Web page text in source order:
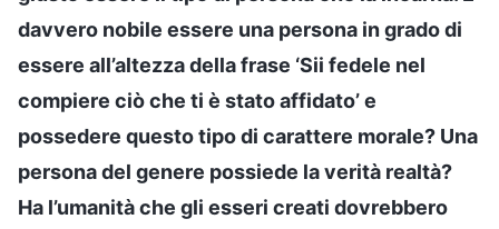
davvero nobile essere una persona in grado di
essere all’altezza della frase ‘Sii fedele nel
compiere ciò che ti è stato affidato’ e
possedere questo tipo di carattere morale? Una
persona del genere possiede la verità realtà?
Ha l’umanità che gli esseri creati dovrebbero